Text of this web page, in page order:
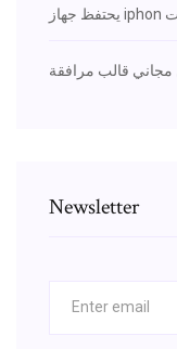
مجاني قالب مرافقة
Newsletter